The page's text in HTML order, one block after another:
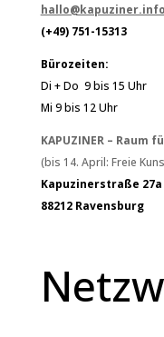
hallo@kapuziner.info
(+49) 751-15313
Bürozeiten:
Di + Do 9 bis 15 Uhr
Mi 9 bis 12 Uhr
KAPUZINER – Raum
(bis 14. April: Freie
Kapuzinerstraße 27a
88212 Ravensburg